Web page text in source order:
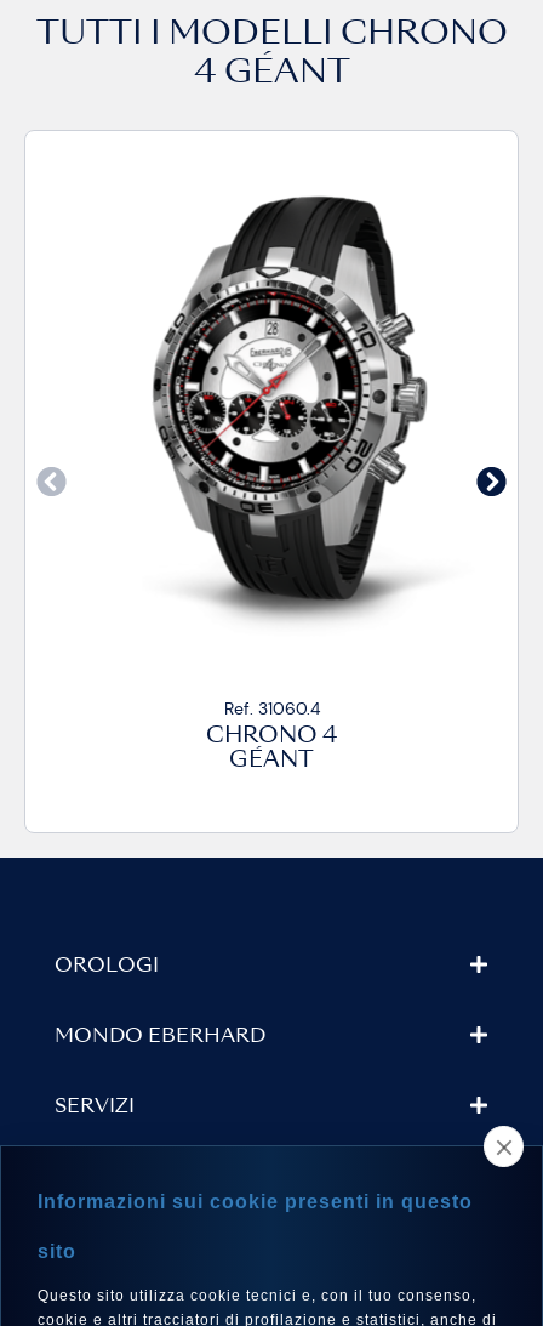
TUTTI I MODELLI CHRONO
4 GÉANT
OROLOGI
MONDO EBERHARD
SERVIZI
Informazioni sui cookie presenti in questo
sito
Questo sito utilizza cookie tecnici e, con il tuo consenso,
cookie e altri tracciatori di profilazione e statistici, anche di